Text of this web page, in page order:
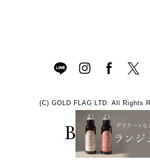
(C) GOLD FLAG LTD. All Rights